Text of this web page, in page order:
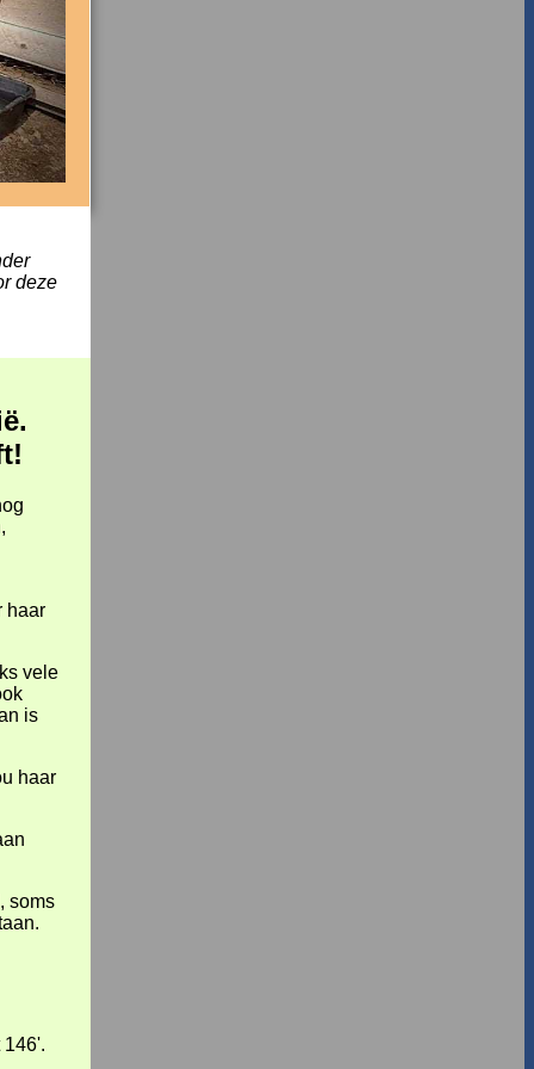
deze
haar
vele
is
haar
soms
146'.